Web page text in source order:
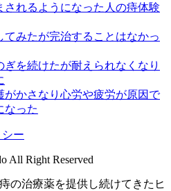
されるようになった人の痔体験
みたが完治することはなかっ
を続けたが耐えられなくなり
がかさなり心労や疲労が原因で
なった
ー
All Right Reserved
の治療薬を提供し続けてきたヒ